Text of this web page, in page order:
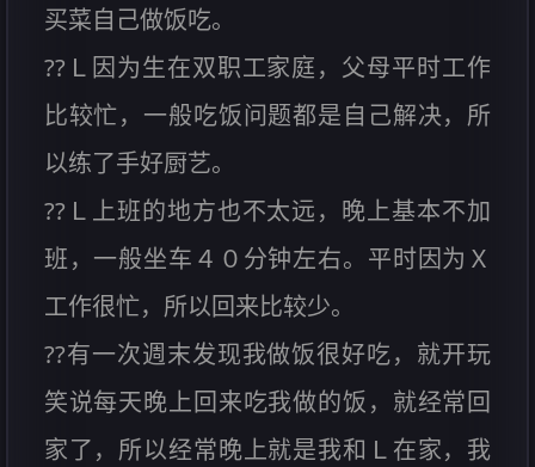
买菜自己做饭吃。
??Ｌ因为生在双职工家庭，父母平时工作
比较忙，一般吃饭问题都是自己解决，所
以练了手好厨艺。
??Ｌ上班的地方也不太远，晚上基本不加
班，一般坐车４０分钟左右。平时因为Ｘ
工作很忙，所以回来比较少。
??有一次週末发现我做饭很好吃，就开玩
笑说每天晚上回来吃我做的饭，就经常回
家了，所以经常晚上就是我和Ｌ在家，我